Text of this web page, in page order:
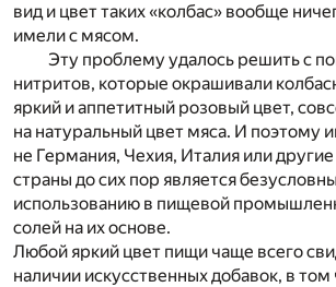
вид и цвет таких «колбас» вообще
имели с мясом.
Эту проблему удалось решить с
нитритов, которые окрашивали
яркий и аппетитный розовый цвет,
на натуральный цвет мяса. И поэтому
не Германия, Чехия, Италия или
страны до сих пор является
использованию в пищевой
солей на их основе.
Любой яркий цвет пищи чаще всего
наличии искусственных добавок, в том